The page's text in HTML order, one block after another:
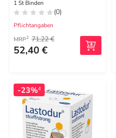
1 St Binden
(0)
Pflichtangaben
MRP2 71,22 €
52,40 €
-23%4